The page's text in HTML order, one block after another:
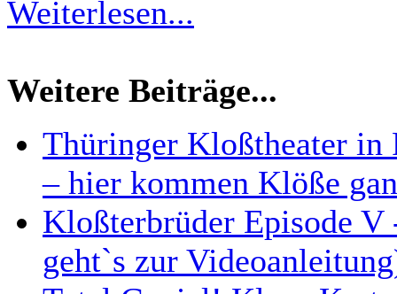
Weiterlesen...
Weitere Beiträge...
Thüringer Kloßtheater in
– hier kommen Klöße
Kloßterbrüder Episode
geht`s zur